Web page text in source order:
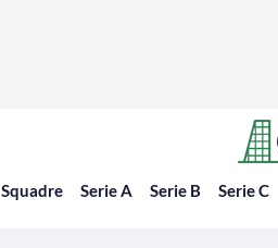
Squadre Serie A Serie B Serie C